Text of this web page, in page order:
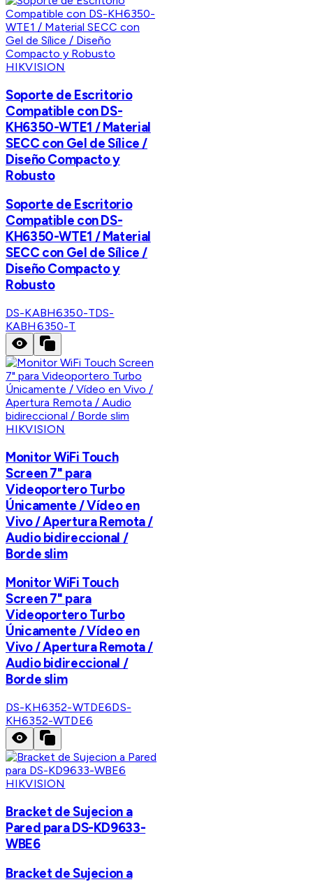
HIKVISION
Soporte de Escritorio
Compatible con DS-
KH6350-WTE1 / Material
SECC con Gel de Sílice /
Diseño Compacto y
Robusto
Soporte de Escritorio
Compatible con DS-
KH6350-WTE1 / Material
SECC con Gel de Sílice /
Diseño Compacto y
Robusto
DS-KABH6350-TDS-
KABH6350-T
HIKVISION
Monitor WiFi Touch
Screen 7" para
Videoportero Turbo
Únicamente / Vídeo en
Vivo / Apertura Remota /
Audio bidireccional /
Borde slim
Monitor WiFi Touch
Screen 7" para
Videoportero Turbo
Únicamente / Vídeo en
Vivo / Apertura Remota /
Audio bidireccional /
Borde slim
DS-KH6352-WTDE6DS-
KH6352-WTDE6
HIKVISION
Bracket de Sujecion a
Pared para DS-KD9633-
WBE6
Bracket de Sujecion a